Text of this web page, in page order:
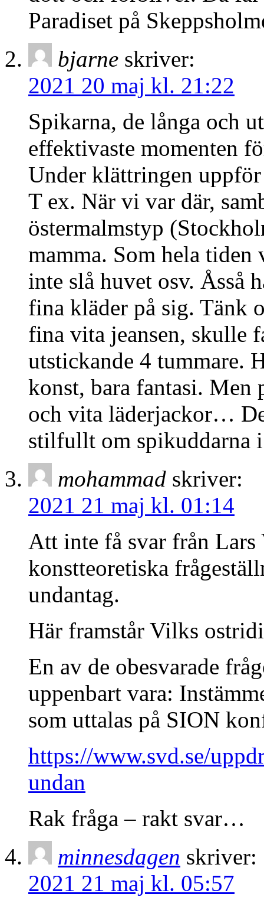
Paradiset på
bjarne skriver:
2021 20 maj kl. 21:22
Spikarna, de långa och
effektivaste momenten
Under klättringen
T ex. När vi var där,
östermalmstyp
mamma. Som hela tiden
inte slå huvet osv. Åsså
fina kläder på sig. Tänk
fina vita jeansen, skulle
utstickande 4 tummare.
konst, bara fantasi.
och vita läderjackor…
stilfullt om spikuddarna
mohammad skriver:
2021 21 maj kl. 01:14
Att inte få svar från
konstteoretiska
undantag.
Här framstår Vilks
En av de obesvarade
uppenbart vara:
som uttalas på SION
https://www.svd.se/
undan
Rak fråga – rakt svar…
minnesdagen skriver:
2021 21 maj kl. 05:57